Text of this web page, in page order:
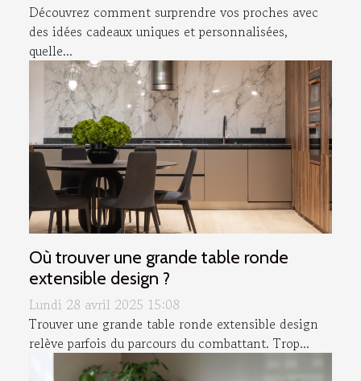
Découvrez comment surprendre vos proches avec
des idées cadeaux uniques et personnalisées,
quelle...
Où trouver une grande table ronde
extensible design ?
Lundi 28 avril 2025 15:08
Trouver une grande table ronde extensible design
relève parfois du parcours du combattant. Trop...